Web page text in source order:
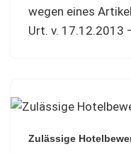
wegen eines
Urt. v. 17.12.2013
Zulässige